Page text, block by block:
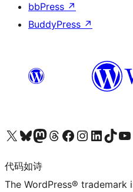
bbPress ↗
BuddyPress ↗
关注我们的 X（原 Twitter）账号访问我们的 Bluesky 账号关注我们的 Mastodon 账号访问我们的 Threads 账号 访问我们的 Facebook 公共主页关注我们的 Instagram 账号 关注我们的 LinkedIn 主页访问我们的 TikTok 账号访问我们的 YouTube 频道
代码如诗
The WordPress®